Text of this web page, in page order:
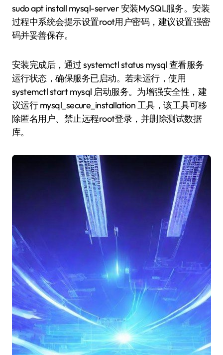
sudo apt install mysql-server 安装MySQL服务。安装
过程中系统会提示设置root用户密码，建议设置强密
码并妥善保存。
安装完成后，通过 systemctl status mysql 查看服务
运行状态，确保服务已启动。若未运行，使用
systemctl start mysql 启动服务。为增强安全性，建
议运行 mysql_secure_installation 工具，该工具可移
除匿名用户、禁止远程root登录，并删除测试数据
库。